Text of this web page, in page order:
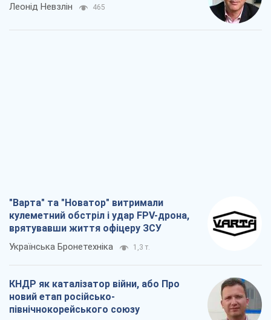
Леонід Невзлін 465
"Варта" та "Новатор" витримали
кулеметний обстріл і удар FPV-дрона,
врятувавши життя офіцеру ЗСУ
Українська Бронетехніка 1,3 т.
КНДР як каталізатор війни, або Про
новий етап російсько-
північнокорейського союзу